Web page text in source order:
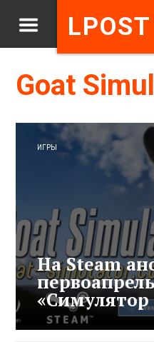
LPOST
Goat
ИГРЫ
На Steam
«Симулятор